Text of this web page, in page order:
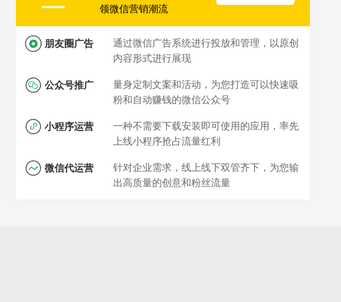
领微信营销潮流
朋友圈广告
通过微信广告系统进行投放和管理，以原创
内容形式进行展现
公众号推广
量身定制文案和活动，为您打造可以快速吸
粉和自动赚钱的微信公众号
小程序运营
一种不需要下载安装即可使用的应用，率先
上线小程序抢占流量红利
微信代运营
针对企业需求，线上线下双管齐下，为您输
出高质量的创意和粉丝流量